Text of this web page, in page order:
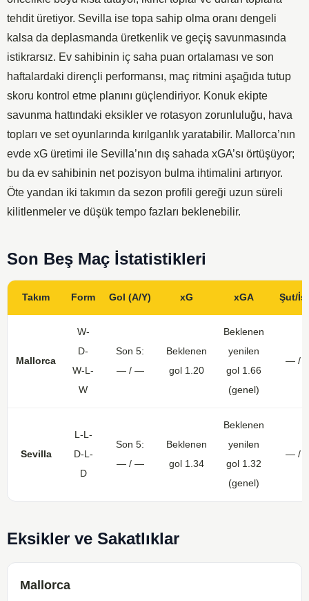
tehdit üretiyor. Sevilla ise topa sahip olma oranı dengeli
kalsa da deplasmanda üretkenlik ve geçiş savunmasında
istikrarsız. Ev sahibinin iç saha puan ortalaması ve son
haftalardaki dirençli performansı, maç ritmini aşağıda tutup
skoru kontrol etme planını güçlendiriyor. Konuk ekipte
savunma hattındaki eksikler ve rotasyon zorunluluğu, hava
topları ve set oyunlarında kırılganlık yaratabilir. Mallorca’nın
evde xG üretimi ile Sevilla’nın dış sahada xGA’sı örtüşüyor;
bu da ev sahibinin net pozisyon bulma ihtimalini artırıyor.
Öte yandan iki takımın da sezon profili gereği uzun süreli
kilitlenmeler ve düşük tempo fazları beklenebilir.
Son Beş Maç İstatistikleri
Takım Form Gol (A/Y) xG xGA Şut/
Mallorca
W-
D-
W-L-
W
Son 5:
— / —
Beklenen
gol 1.20
Beklenen
yenilen
gol 1.66
(genel)
— /
Sevilla
L-L-
D-L-
D
Son 5:
— / —
Beklenen
gol 1.34
Beklenen
yenilen
gol 1.32
(genel)
— /
Eksikler ve Sakatlıklar
Mallorca